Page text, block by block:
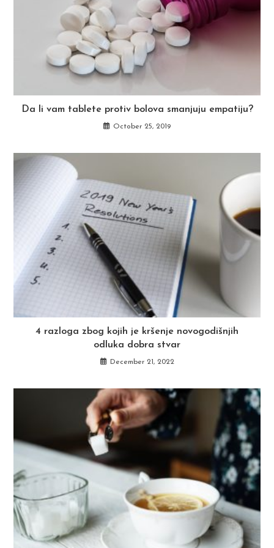
Da li vam tablete protiv bolova smanjuju empatiju?
October 25, 2019
4 razloga zbog kojih je kršenje novogodišnjih
odluka dobra stvar
December 21, 2022